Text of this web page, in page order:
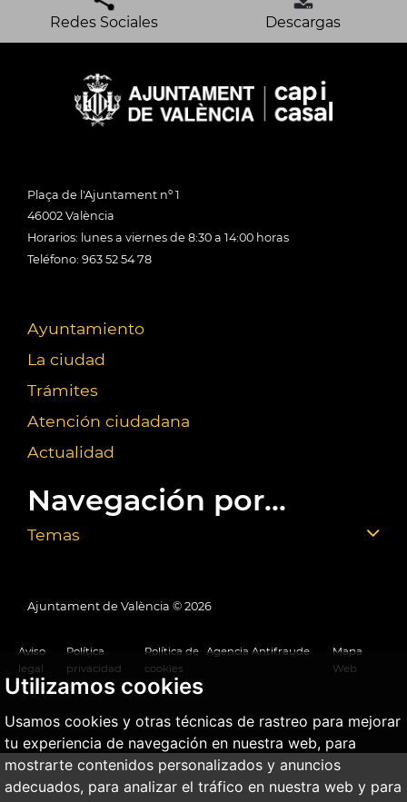
Utilizamos cookies
Usamos cookies y otras técnicas de rastreo para mejorar
tu experiencia de navegación en nuestra web, para
mostrarte contenidos personalizados y anuncios
adecuados, para analizar el tráfico en nuestra web y para
Redes Sociales Descargas
Plaça de l'Ajuntament nº 1
46002 València
Horarios: lunes a viernes de 8:30 a 14:00 horas
Teléfono: 963 52 54 78
Ayuntamiento
La ciudad
Trámites
Atención ciudadana
Actualidad
Navegación por...
Temas
Ajuntament de València © 2026
Aviso
legal
Política
privacidad
Política de
cookies
Agencia Antifraude
Mapa
Web